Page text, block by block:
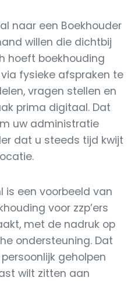
naar een Boekhouder
willen die dichtbij
hoeft boekhouding
fysieke afspraken te
vragen stellen en
prima digitaal. Dat
uw administratie
dat u steeds tijd kwijt
is een voorbeeld van
voor zzp’ers
met de nadruk op
ondersteuning. Dat
geholpen
wilt zitten aan